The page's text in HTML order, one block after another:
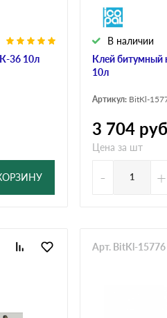
36 10л
Клей битумный
10л
В наличии
Артикул: BitKl-
3 704 руб
Цена за шт
- +
Арт. BitKl-15776